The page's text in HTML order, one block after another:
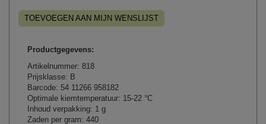
TOEVOEGEN AAN MIJN WENSLIJST
Productgegevens:
Artikelnummer: 818
Prijsklasse: B
Barcode: 54 11266 958182
Optimale kiemtemperatuur: 15-22 °C
Inhoud verpakking: 1 g
Zaden per gram: 440